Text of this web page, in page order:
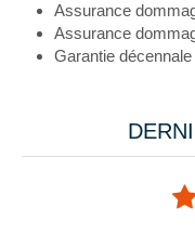
Assurance
Assurance
Garantie décennale